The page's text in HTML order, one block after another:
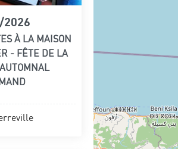
2026
À LA MAISON
- FÊTE DE LA